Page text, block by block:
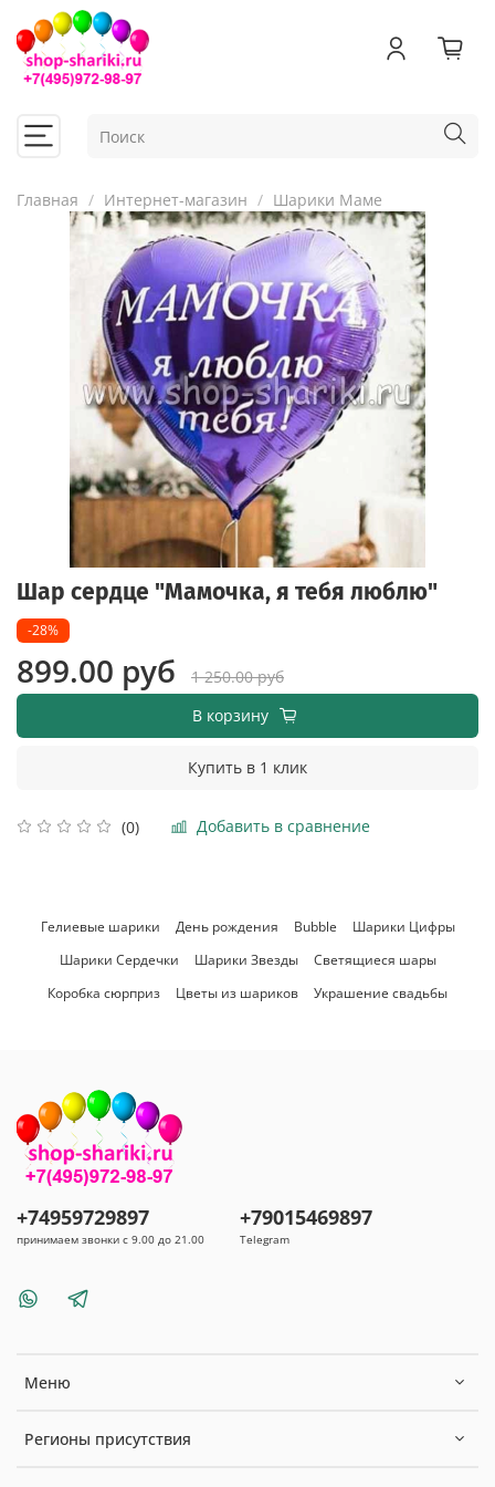
Главная Интернет-магазин Шарики Маме
Шар сердце "Мамочка, я тебя люблю"
(0) Добавить в сравнение
-28%
899.00 руб
1 250.00 руб
В корзину
Купить в 1 клик
Гелиевые шарики День рождения Bubble
Шарики Цифры
Шарики Сердечки
Шарики Звезды
Светящиеся шары
Коробка сюрприз
Цветы из шариков Украшение свадьбы
Меню
Регионы присутствия
+74959729897
принимаем звонки с 9.00 до 21.00
+79015469897
Telegram